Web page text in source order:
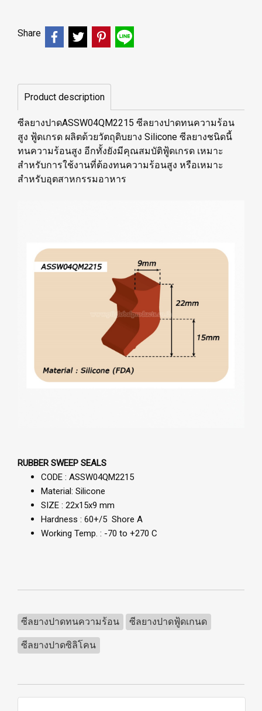
Share
Product description
ซีลยางปาดASSW04QM2215 ซีลยางปาดทนความร้อน
สูง ฟู้ดเกรด ผลิตด้วยวัตถุดิบยาง Silicone ซีลยางชนิดนี้
ทนความร้อนสูง อีกทั้งยังมีคุณสมบัติฟู้ดเกรด เหมาะ
สำหรับการใช้งานที่ต้องทนความร้อนสูง หรือเหมาะ
สำหรับอุตสาหกรรมอาหาร
RUBBER SWEEP SEALS
CODE : ASSW04QM2215
Material: Silicone
SIZE : 22x15x9 mm
Hardness : 60+/5 Shore A
Working Temp. : -70 to +270 C
ซีลยางปาดทนความร้อน ซีลยางปาดฟู้ดเกนด
ซีลยางปาดซิลิโคน